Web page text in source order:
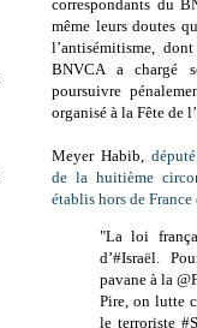
correspondants du
même leurs doutes
l’antisémitisme,
BNVCA a chargé
poursuivre
organisé à la Fête de
Meyer Habib,
de la huitième
établis hors de
"La loi
d’#Israël.
pavane à la
Pire, on lutte
le terroriste